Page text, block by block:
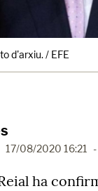
d'arxiu. / EFE
17/08/2020 16:21 -
ha